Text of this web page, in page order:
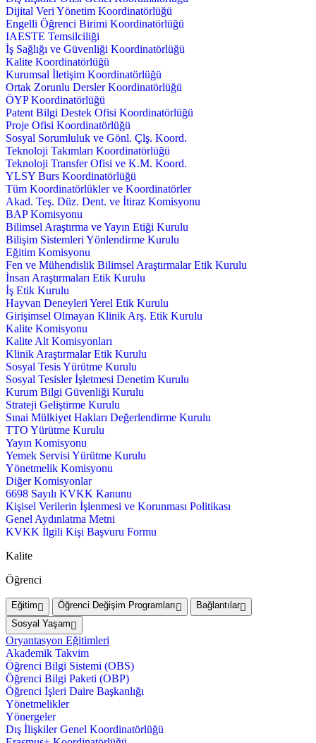
Dijital Veri Yönetim Koordinatörlüğü
Engelli Öğrenci Birimi Koordinatörlüğü
IAESTE Temsilciliği
İş Sağlığı ve Güvenliği Koordinatörlüğü
Kalite Koordinatörlüğü
Kurumsal İletişim Koordinatörlüğü
Ortak Zorunlu Dersler Koordinatörlüğü
ÖYP Koordinatörlüğü
Patent Bilgi Destek Ofisi Koordinatörlüğü
Proje Ofisi Koordinatörlüğü
Sosyal Sorumluluk ve Gönl. Çlş. Koord.
Teknoloji Takımları Koordinatörlüğü
Teknoloji Transfer Ofisi ve K.M. Koord.
YLSY Burs Koordinatörlüğü
Tüm Koordinatörlükler ve Koordinatörler
Akad. Teş. Düz. Dent. ve İtiraz Komisyonu
BAP Komisyonu
Bilimsel Araştırma ve Yayın Etiği Kurulu
Bilişim Sistemleri Yönlendirme Kurulu
Eğitim Komisyonu
Fen ve Mühendislik Bilimsel Araştırmalar Etik Kurulu
İnsan Araştırmaları Etik Kurulu
İş Etik Kurulu
Hayvan Deneyleri Yerel Etik Kurulu
Girişimsel Olmayan Klinik Arş. Etik Kurulu
Kalite Komisyonu
Kalite Alt Komisyonları
Klinik Araştırmalar Etik Kurulu
Sosyal Tesis Yürütme Kurulu
Sosyal Tesisler İşletmesi Denetim Kurulu
Kurum Bilgi Güvenliği Kurulu
Strateji Geliştirme Kurulu
Sınai Mülkiyet Hakları Değerlendirme Kurulu
TTO Yürütme Kurulu
Yayın Komisyonu
Yemek Servisi Yürütme Kurulu
Yönetmelik Komisyonu
Diğer Komisyonlar
6698 Sayılı KVKK Kanunu
Kişisel Verilerin İşlenmesi ve Korunması Politikası
Genel Aydınlatma Metni
KVKK İlgili Kişi Başvuru Formu
Kalite
Öğrenci
Eğitim Öğrenci Değişim Programları
Bağlantılar
Sosyal Yaşam
Oryantasyon Eğitimleri
Akademik Takvim
Öğrenci Bilgi Sistemi (OBS)
Öğrenci Bilgi Paketi (OBP)
Öğrenci İşleri Daire Başkanlığı
Yönetmelikler
Yönergeler
Dış İlişkiler Genel Koordinatörlüğü